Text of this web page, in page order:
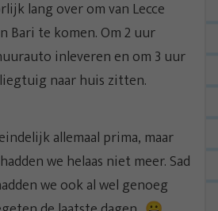
lang over om van Lecce
te komen. Om 2 uur
inleveren en om 3 uur
naar huis zitten.
allemaal prima, maar
we helaas niet meer. Sad
we ook al wel genoeg